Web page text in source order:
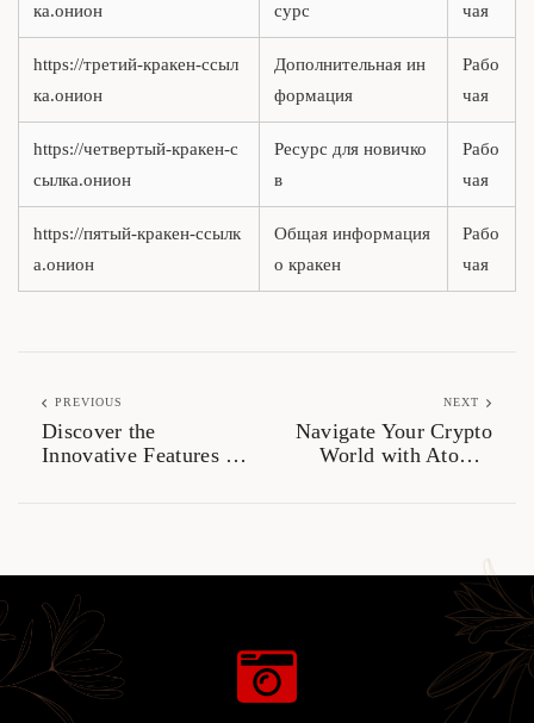
ка.онион
сурс
чая
https://третий-кракен-ссыл
ка.онион
Дополнительная ин
формация
Рабо
чая
https://четвертый-кракен-с
сылка.онион
Ресурс для новичко
в
Рабо
чая
https://пятый-кракен-ссылк
а.онион
Общая информация
о кракен
Рабо
чая
PREVIOUS
Discover the
Innovative Features of
NEXT
Navigate Your Crypto
World with Atomic